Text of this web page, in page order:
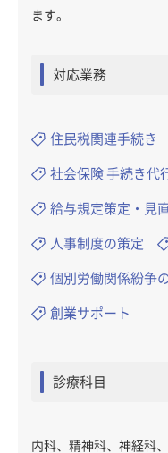
ます。
対応業務
住民税関連手続き
社会保険 手続き代
給与規定策定・見
人事制度の策定
個別労働関係紛争
創業サポート
診療科目
内科、精神科、神経科